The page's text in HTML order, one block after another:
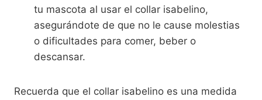
tu mascota al usar el collar isabelino,
asegurándote de que no le cause molestias
o dificultades para comer, beber o
descansar.
Recuerda que el collar isabelino es una medida